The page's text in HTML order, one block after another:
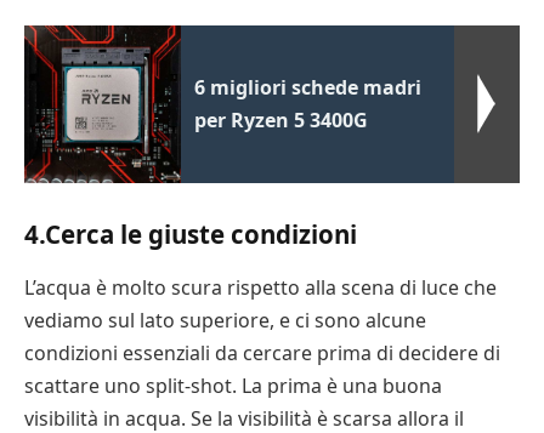
6 migliori schede madri
per Ryzen 5 3400G
4.Cerca le giuste condizioni
L’acqua è molto scura rispetto alla scena di luce che
vediamo sul lato superiore, e ci sono alcune
condizioni essenziali da cercare prima di decidere di
scattare uno split-shot. La prima è una buona
visibilità in acqua. Se la visibilità è scarsa allora il